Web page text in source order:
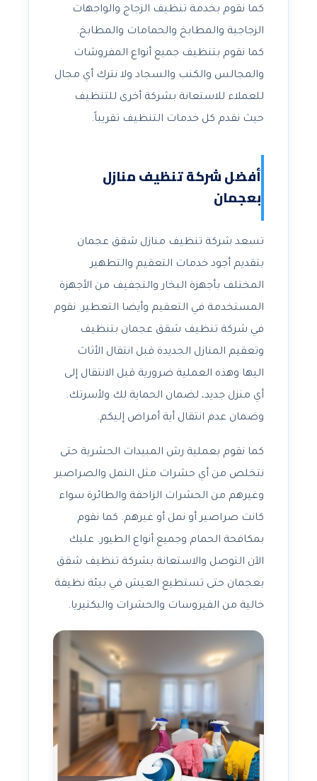
كما نقوم بخدمة تنظيف الزجاج والواجهات
الزجاجية والمطابخ والحمامات والمطابخ.
كما نقوم بتنظيف جميع أنواع المفروشات
والمجالس والكنب والسجاد ولا نترك أي مجال
للعملاء للاستعانة بشركة أخرى للتنظيف
حيث نقدم كل خدمات التنظيف تقريباً.
أفضل شركة تنظيف منازل
بعجمان
تسعد شركة تنظيف منازل شقق عجمان
بتقديم أجود خدمات التعقيم والتطهير
المختلف بأجهزة البخار والتجفيف من الأجهزة
المستخدمة في التعقيم وأيضا التعطير. نقوم
في شركة تنظيف شقق عجمان بتنظيف
وتعقيم المنازل الجديدة قبل انتقال الأثاث
اليها وهذه العملية ضرورية قبل الانتقال إلى
أي منزل جديد، لضمان الحماية لك ولأسرتك.
وضمان عدم انتقال أية أمراض إليكم.
كما نقوم بعملية رش المبيدات الحشرية حتى
نتخلص من أي حشرات مثل النمل والصراصير
وغيرهم من الحشرات الزاحفة والطائرة سواء
كانت صراصير أو نمل أو غيرهم. كما نقوم
بمكافحة الحمام وجميع أنواع الطيور. عليك
الآن التوصل والاستعانة بشركة تنظيف شقق
بعجمان حتى تستطيع العيش في بيئة نظيفة
خالية من الفيروسات والحشرات والبكتيريا.